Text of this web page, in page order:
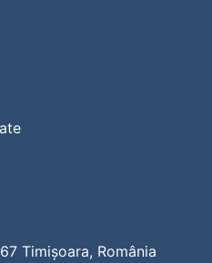
Eferding
Eisenerz
Eisenstadt
Enns
Fehring
Feldkirchen in Kärnten
Fischamend
Frauenkirchen
Timișoara, România